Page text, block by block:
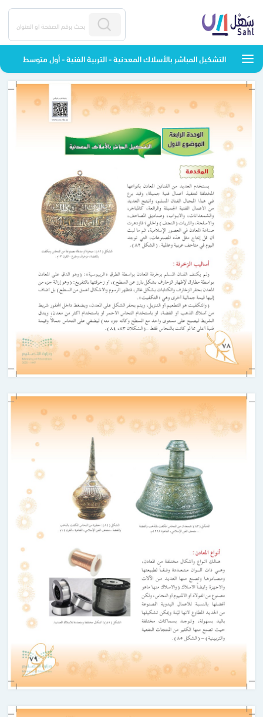
التشكيل المباشر بالأسلاك المعدنية - التربية الفنية - أول متوسط